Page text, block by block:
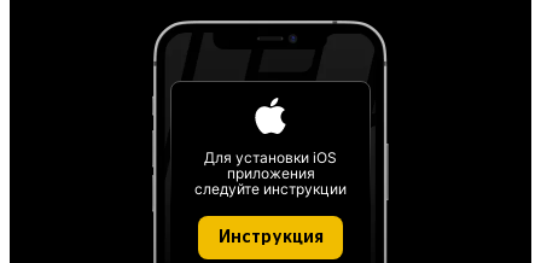
Для установки iOS
приложения
следуйте инструкции
Инструкция